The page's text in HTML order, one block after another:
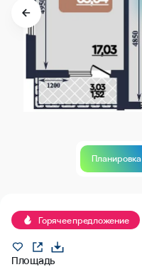
Планировка
Горячее предложение
Площадь